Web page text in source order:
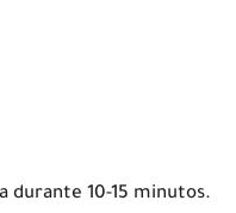
durante 10-15 minutos.